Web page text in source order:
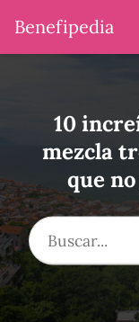
Benefipedia
10
mezcla
que